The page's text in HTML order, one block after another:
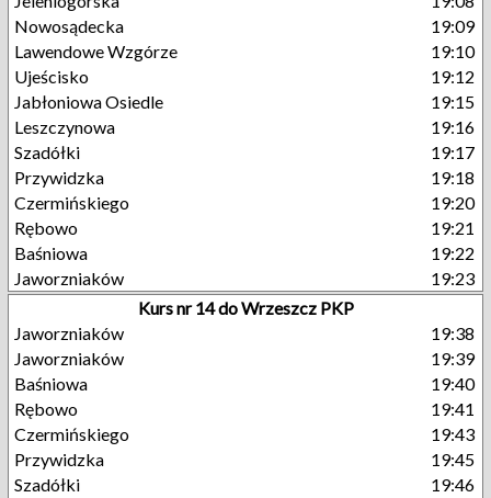
Nowosądecka
19:09
Lawendowe Wzgórze
19:10
Ujeścisko
19:12
Jabłoniowa Osiedle
19:15
Leszczynowa
19:16
Szadółki
19:17
Przywidzka
19:18
Czermińskiego
19:20
Rębowo
19:21
Baśniowa
19:22
Jaworzniaków
19:23
Kurs nr 14 do Wrzeszcz PKP
Jaworzniaków
19:38
Jaworzniaków
19:39
Baśniowa
19:40
Rębowo
19:41
Czermińskiego
19:43
Przywidzka
19:45
Szadółki
19:46